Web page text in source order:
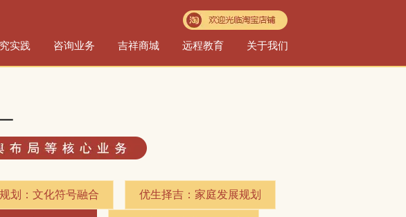
实践 咨询业务 吉祥商城 远程教育 关于我们
划：文化符号融合​ 优生择吉：家庭发展规划​